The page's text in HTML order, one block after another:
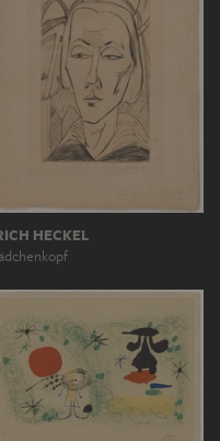
HECKEL